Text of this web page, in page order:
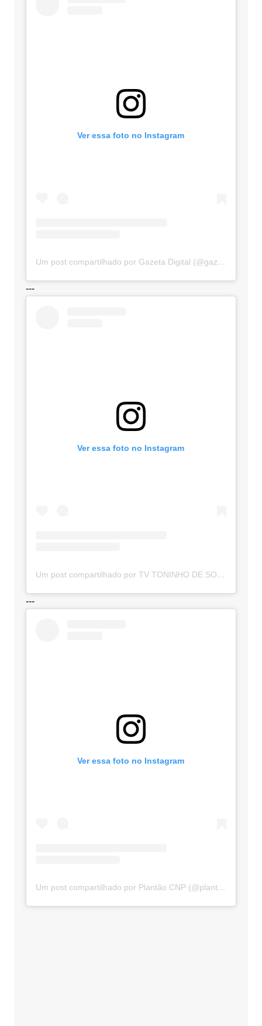
Ver essa foto no Instagram
Um post compartilhado por Gazeta Digital (@gazetadigital)
---
Ver essa foto no Instagram
Um post compartilhado por TV TONINHO DE SOUZA (@toninhodesouzamt)
---
Ver essa foto no Instagram
Um post compartilhado por Plantão CNP (@plantaocnp)